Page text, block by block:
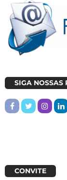
SIGA NOSSAS
CONVITE